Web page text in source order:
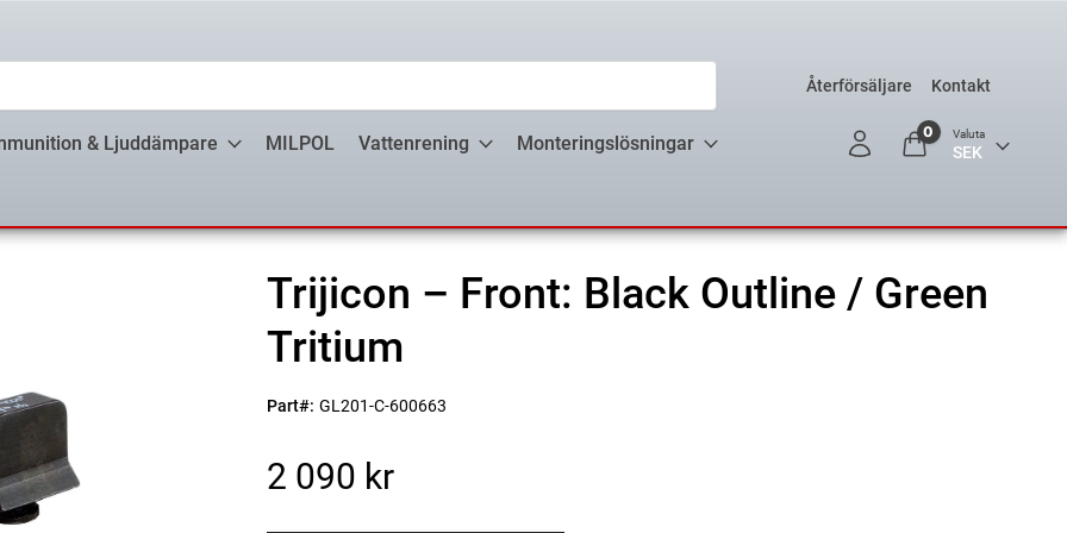
Återförsäljare Kontakt
& Ljuddämpare MILPOL Vattenrening Monteringslösningar
0 Valuta
Trijicon – Front: Black Outline / Green
Tritium
Part#: GL201-C-600663
2 090 kr